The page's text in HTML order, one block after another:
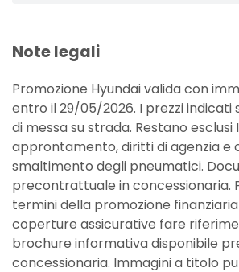
Note legali
Promozione Hyundai valida con
entro il 29/05/2026. I prezzi indicati
di messa su strada. Restano esclusi
approntamento, diritti di agenzia e
smaltimento degli pneumatici.
precontrattuale in concessionaria.
termini della promozione
coperture assicurative fare
brochure informativa disponibile
concessionaria. Immagini a titolo